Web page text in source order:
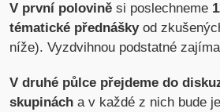
V první polovině si poslechneme
tématické přednáškyod
níže). Vyzdvihnou podstatné
V druhé půlce přejdeme do
skupinách a v každé z nich bude